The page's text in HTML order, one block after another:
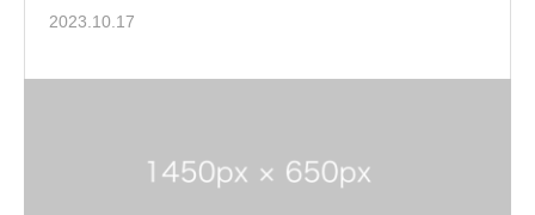
2023.10.17